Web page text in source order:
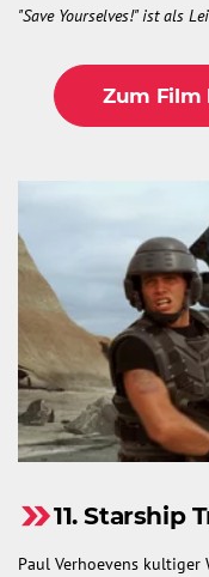
"Save Yourselves!" ist als
Zum Film
11. Starship
Paul Verhoevens